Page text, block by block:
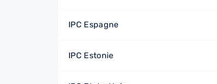
IPC Espagne
IPC Estonie